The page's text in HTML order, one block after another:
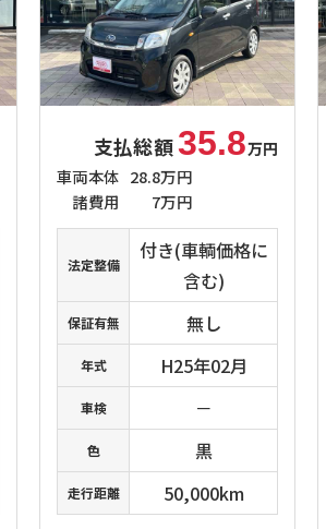
支払総額35.8万円
車両本体 28.8万円
諸費用
7万円
法定整備
付き(車輌価格に
含む)
保証有無 無し
年式 H25年02月
車検 －
色 黒
走行距離 50,000km